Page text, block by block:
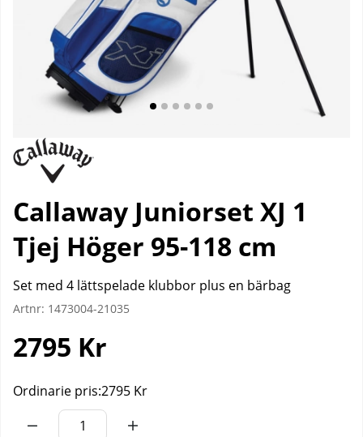
Callaway Juniorset XJ 1
Tjej Höger 95-118 cm
Set med 4 lättspelade klubbor plus en bärbag
Artnr: 1473004-21035
2795 Kr
Ordinarie pris:2795 Kr